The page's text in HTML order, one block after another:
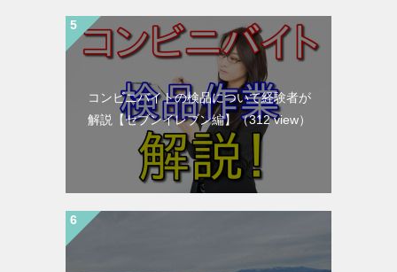
コンビニバイトの検品について経験者が
解説【セブンイレブン編】
（312 view）